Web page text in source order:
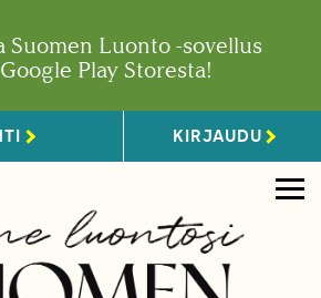
Suomen Luonto -sovellus
Google Play Storesta!
KIRJAUDU